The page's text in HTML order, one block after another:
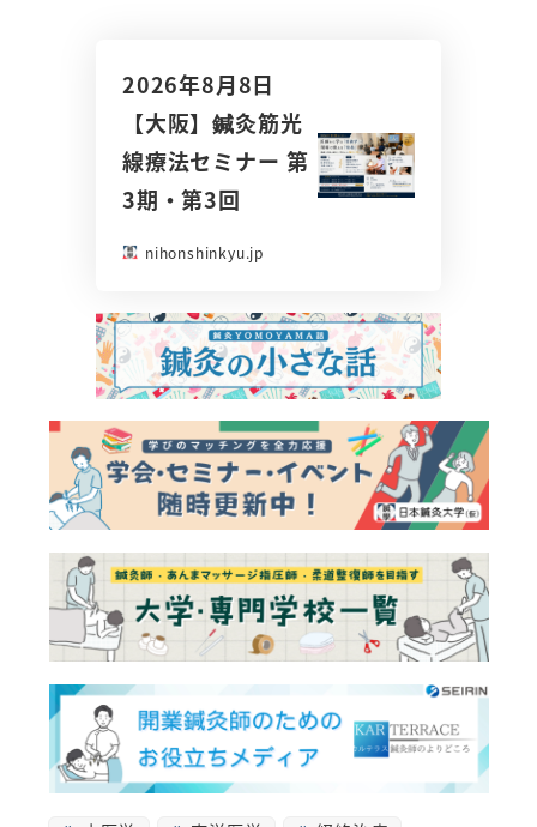
2026年8月8日
【大阪】鍼灸筋光
線療法セミナー 第
3期・第3回
nihonshinkyu.jp